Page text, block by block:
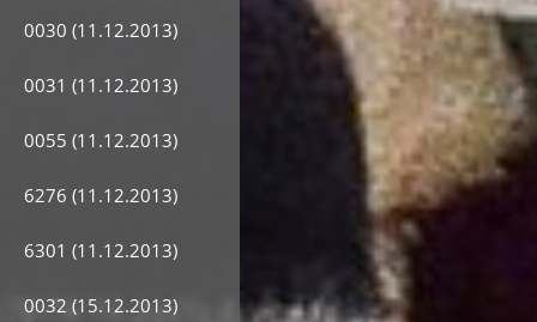
0030 (11.12.2013)
0031 (11.12.2013)
0055 (11.12.2013)
6276 (11.12.2013)
6301 (11.12.2013)
0032 (15.12.2013)